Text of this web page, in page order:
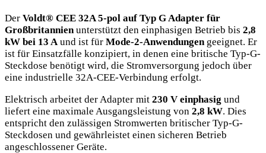
Der Voldt® CEE 32A 5-pol auf Typ G Adapter für
Großbritannienunterstützt den einphasigen Betrieb bis 2,8
kW bei 13 Aund ist für Mode-2-Anwendungengeeignet. Er
ist für Einsatzfälle konzipiert, in denen eine britische Typ-G-
Steckdose benötigt wird, die Stromversorgung jedoch über
eine industrielle 32A-CEE-Verbindung erfolgt.
Elektrisch arbeitet der Adapter mit 230 V einphasig und
liefert eine maximale Ausgangsleistung von 2,8 kW. Dies
entspricht den zulässigen Stromwerten britischer Typ-G-
Steckdosen und gewährleistet einen sicheren Betrieb
angeschlossener Geräte.